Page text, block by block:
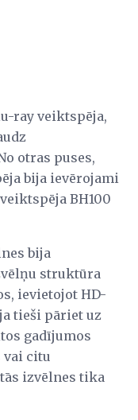
ray veiktspēja,
otras puses,
bija ievērojami
BH100
bija
struktūra
ievietojot HD-
tieši pāriet uz
gadījumos
vai citu
izvēlnes tika